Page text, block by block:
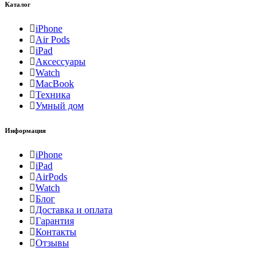
Каталог
iPhone
Air Pods
iPad
Аксессуары
Watch
MacBook
Техника
Умный дом
Информация
iPhone
iPad
AirPods
Watch
Блог
Доставка и оплата
Гарантия
Контакты
Отзывы